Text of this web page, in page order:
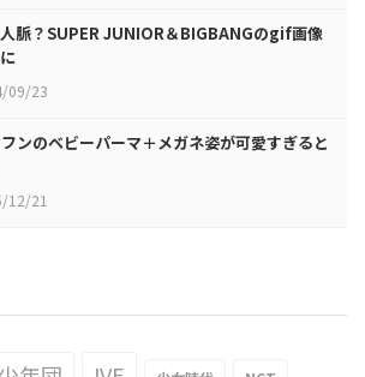
脈？SUPER JUNIOR＆BIGBANGのgif画像
09/23
ンのベビーパーマ＋メガネ姿が可愛すぎると
12/21